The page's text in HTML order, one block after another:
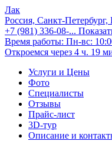
Лак
Россия, Санкт-
+7 (981) 336-08-...
Время работы: Пн-вс:
Откроемся через 4 ч. 19
Услуги и Цены
Фото
Специалисты
Отзывы
Прайс-лист
3D-тур
Описание и